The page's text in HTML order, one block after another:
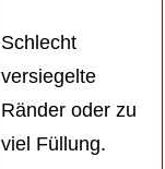
Schlecht
versiegelte
Ränder oder zu
viel Füllung.